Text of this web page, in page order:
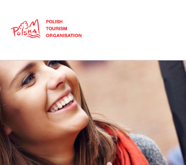
Polski English
Česká
Dansk Deutschland
Español Français